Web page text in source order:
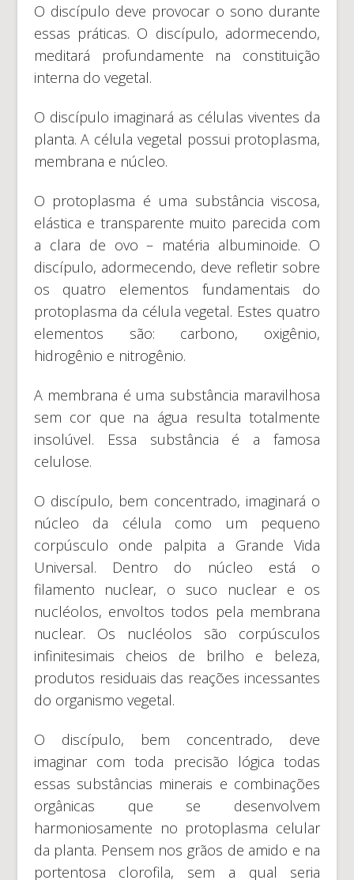
O discípulo deve provocar o sono durante
essas práticas. O discípulo, adormecendo,
meditará profundamente na constituição
interna do vegetal.
O discípulo imaginará as células viventes da
planta. A célula vegetal possui protoplasma,
membrana e núcleo.
O protoplasma é uma substância viscosa,
elástica e transparente muito parecida com
a clara de ovo – matéria albuminoide. O
discípulo, adormecendo, deve refletir sobre
os quatro elementos fundamentais do
protoplasma da célula vegetal. Estes quatro
elementos são: carbono, oxigênio,
hidrogênio e nitrogênio.
A membrana é uma substância maravilhosa
sem cor que na água resulta totalmente
insolúvel. Essa substância é a famosa
celulose.
O discípulo, bem concentrado, imaginará o
núcleo da célula como um pequeno
corpúsculo onde palpita a Grande Vida
Universal. Dentro do núcleo está o
filamento nuclear, o suco nuclear e os
nucléolos, envoltos todos pela membrana
nuclear. Os nucléolos são corpúsculos
infinitesimais cheios de brilho e beleza,
produtos residuais das reações incessantes
do organismo vegetal.
O discípulo, bem concentrado, deve
imaginar com toda precisão lógica todas
essas substâncias minerais e combinações
orgânicas que se desenvolvem
harmoniosamente no protoplasma celular
da planta. Pensem nos grãos de amido e na
portentosa clorofila, sem a qual seria